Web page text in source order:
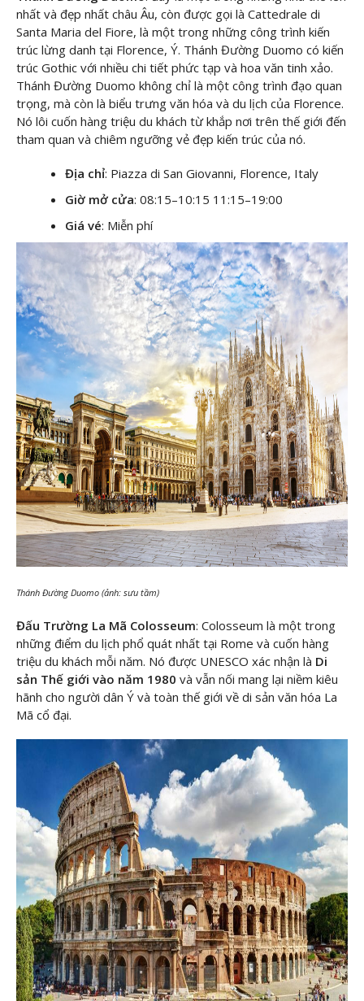
nhất và đẹp nhất châu Âu, còn được gọi là Cattedrale di
Santa Maria del Fiore, là một trong những công trình kiến
trúc lừng danh tại Florence, Ý. Thánh Đường Duomo có kiến
trúc Gothic với nhiều chi tiết phức tạp và hoa văn tinh xảo.
Thánh Đường Duomo không chỉ là một công trình đạo quan
trọng, mà còn là biểu trưng văn hóa và du lịch của Florence.
Nó lôi cuốn hàng triệu du khách từ khắp nơi trên thế giới đến
tham quan và chiêm ngưỡng vẻ đẹp kiến trúc của nó.
Địa chỉ: Piazza di San Giovanni, Florence, Italy
Giờ mở cửa: 08:15–10:15 11:15–19:00
Giá vé: Miễn phí
Thánh Đường Duomo (ảnh: sưu tầm)
Đấu Trường La Mã Colosseum: Colosseum là một trong
những điểm du lịch phổ quát nhất tại Rome và cuốn hàng
triệu du khách mỗi năm. Nó được UNESCO xác nhận là Di
sản Thế giới vào năm 1980 và vẫn nối mang lại niềm kiêu
hãnh cho người dân Ý và toàn thế giới về di sản văn hóa La
Mã cổ đại.